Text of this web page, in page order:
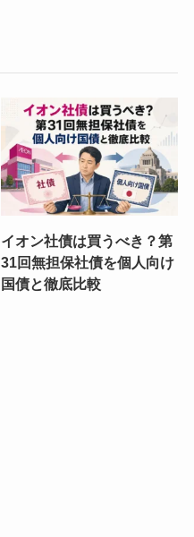
イオン社債は買うべき？第
31回無担保社債を個人向け
国債と徹底比較